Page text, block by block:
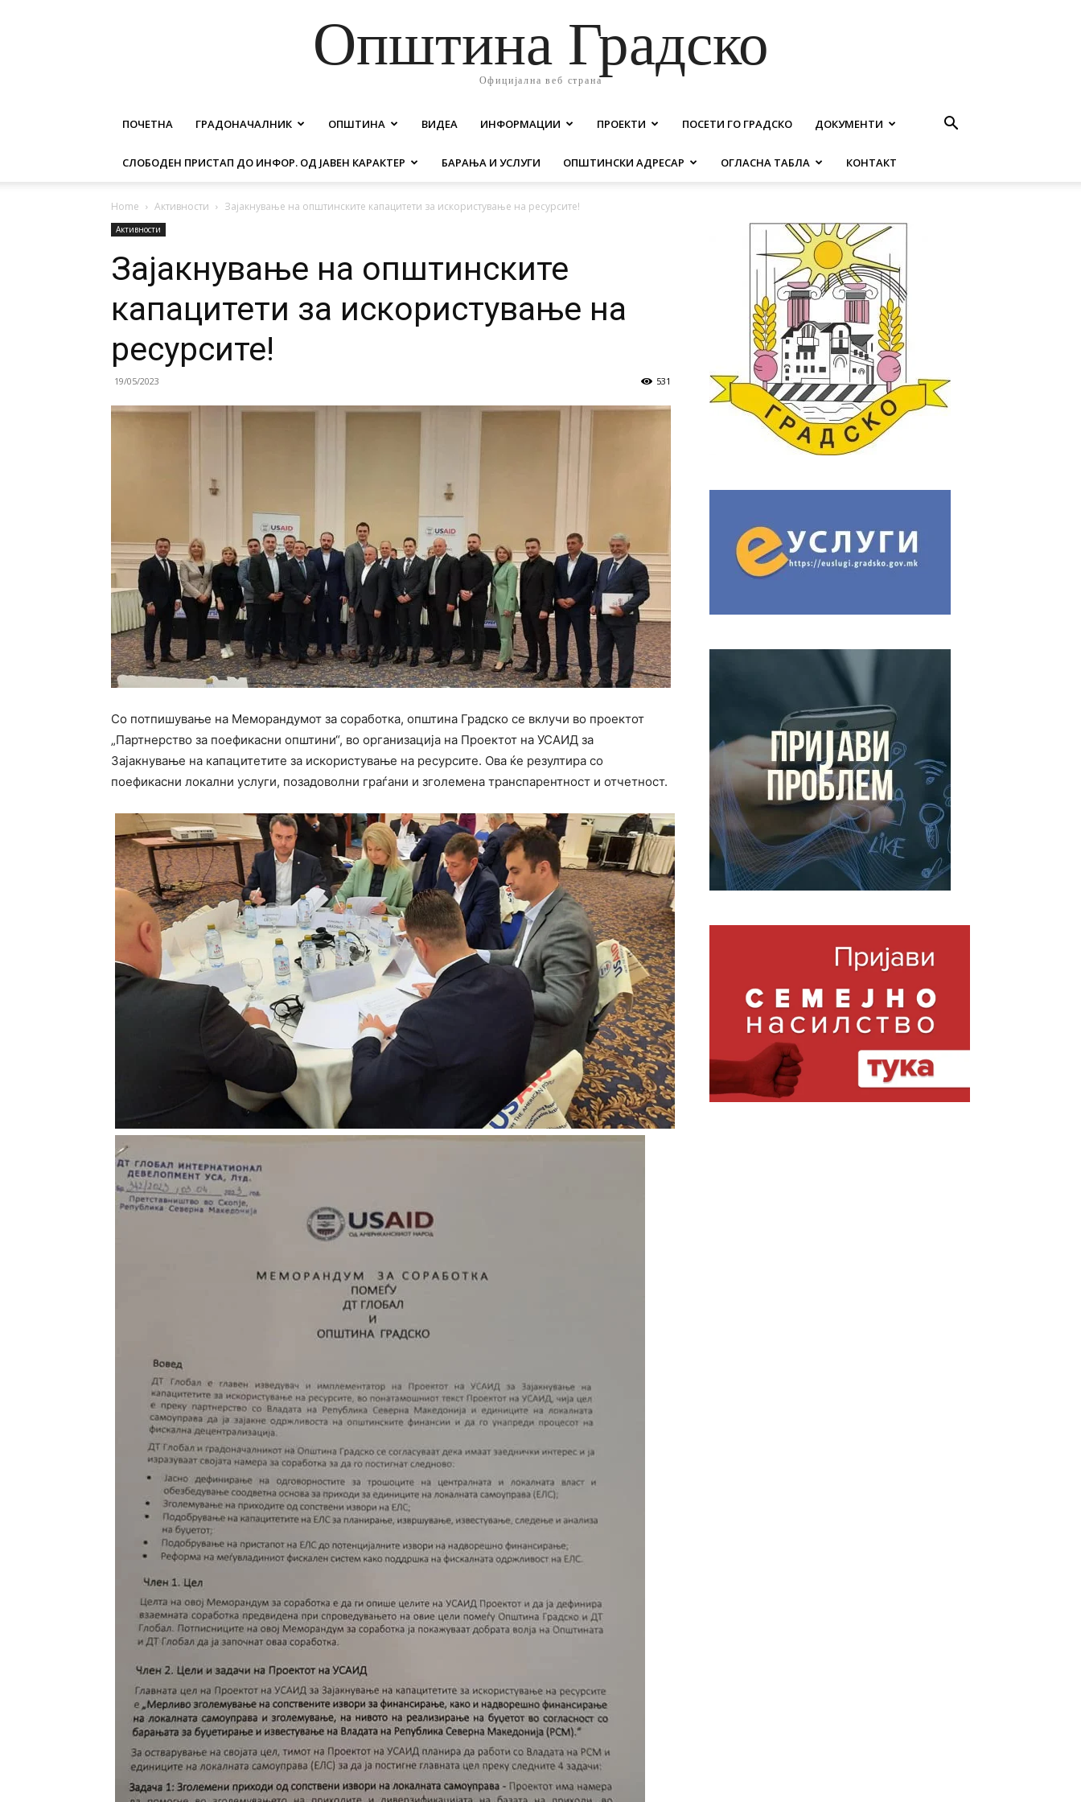
Општина Градско
Официјална веб страна
ПОЧЕТНА ГРАДОНАЧАЛНИК ОПШТИНА ВИДЕА ИНФОРМАЦИИ ПРОЕКТИ ПОСЕТИ ГО ГРАДСКО ДОКУМЕНТИ
СЛОБОДЕН ПРИСТАП ДО ИНФОР. ОД ЈАВЕН КАРАКТЕР БАРАЊА И УСЛУГИ ОПШТИНСКИ АДРЕСАР ОГЛАСНА ТАБЛА КОНТАКТ
Home Активности Зајакнување на општинските капацитети за искористување на ресурсите!
Активности
Зајакнување на општинските
капацитети за искористување на
ресурсите!
19/05/2023 531
Со потпишување на Меморандумот за соработка, општина Градско се вклучи во проектот
„Партнерство за поефикасни општини“, во организација на Проектот на УСАИД за
Зајакнување на капацитетите за искористување на ресурсите. Ова ќе резултира со
поефикасни локални услуги, позадоволни граѓани и зголемена транспарентност и отчетност.